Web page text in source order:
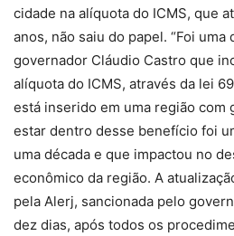
cidade na alíquota do ICMS, que
anos, não saiu do papel. “Foi uma
governador Cláudio Castro que
alíquota do ICMS, através da lei
está inserido em uma região com
estar dentro desse benefício foi
uma década e que impactou no
econômico da região. A
pela Alerj, sancionada pelo
dez dias, após todos os